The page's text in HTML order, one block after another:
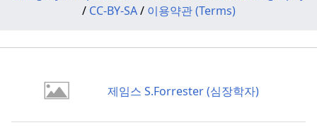
/ CC-BY-SA/ 이용약관 (Terms)
제임스 S.Forrester (심장학자)